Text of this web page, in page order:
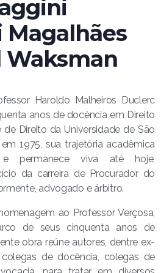
Magalhães
Waksman
Haroldo Malheiros Duclerc
anos de docência em Direito
Direito da Universidade de São
em 1975, sua trajetória acadêmica
e permanece viva até hoje,
da carreira de Procurador do
advogado e árbitro.
ao Professor Verçosa,
de seus cinquenta anos de
obra reúne autores, dentre ex-
colegas de docência, colegas de